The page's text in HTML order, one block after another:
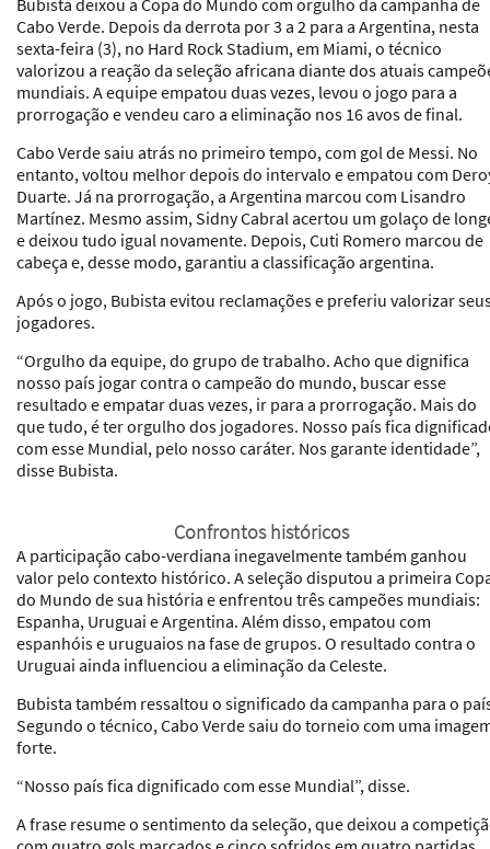
Cabo Verde. Depois da derrota por 3 a 2 para a Argentina, nesta
sexta-feira (3), no Hard Rock Stadium, em Miami, o técnico
valorizou a reação da seleção africana diante dos atuais
mundiais. A equipe empatou duas vezes, levou o jogo para a
prorrogação e vendeu caro a eliminação nos 16 avos de final.
Cabo Verde saiu atrás no primeiro tempo, com gol de Messi. No
entanto, voltou melhor depois do intervalo e empatou com
Duarte. Já na prorrogação, a Argentina marcou com Lisandro
Martínez. Mesmo assim, Sidny Cabral acertou um golaço de
e deixou tudo igual novamente. Depois, Cuti Romero marcou de
cabeça e, desse modo, garantiu a classificação argentina.
Após o jogo, Bubista evitou reclamações e preferiu valorizar
jogadores.
“Orgulho da equipe, do grupo de trabalho. Acho que dignifica
nosso país jogar contra o campeão do mundo, buscar esse
resultado e empatar duas vezes, ir para a prorrogação. Mais do
que tudo, é ter orgulho dos jogadores. Nosso país fica
com esse Mundial, pelo nosso caráter. Nos garante identidade”,
disse Bubista.
Confrontos históricos
A participação cabo-verdiana inegavelmente também ganhou
valor pelo contexto histórico. A seleção disputou a primeira
do Mundo de sua história e enfrentou três campeões mundiais:
Espanha, Uruguai e Argentina. Além disso, empatou com
espanhóis e uruguaios na fase de grupos. O resultado contra o
Uruguai ainda influenciou a eliminação da Celeste.
Bubista também ressaltou o significado da campanha para o
Segundo o técnico, Cabo Verde saiu do torneio com uma
forte.
“Nosso país fica dignificado com esse Mundial”, disse.
A frase resume o sentimento da seleção, que deixou a